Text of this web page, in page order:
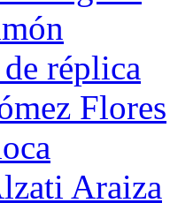
réplica
Flores
Araiza